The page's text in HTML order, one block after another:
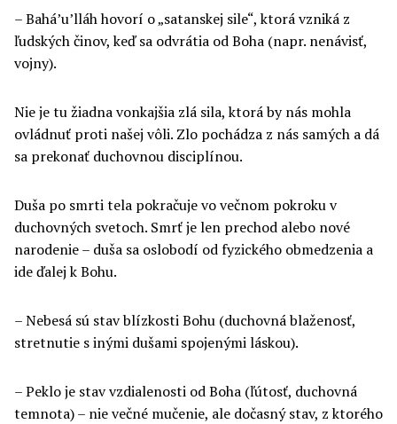
– Bahá’u’lláh hovorí o „satanskej sile“, ktorá vzniká z
ľudských činov, keď sa odvrátia od Boha (napr. nenávisť,
vojny).
Nie je tu žiadna vonkajšia zlá sila, ktorá by nás mohla
ovládnuť proti našej vôli. Zlo pochádza z nás samých a dá
sa prekonať duchovnou disciplínou.
Duša po smrti tela pokračuje vo večnom pokroku v
duchovných svetoch. Smrť je len prechod alebo nové
narodenie – duša sa oslobodí od fyzického obmedzenia a
ide ďalej k Bohu.
– Nebesá sú stav blízkosti Bohu (duchovná blaženosť,
stretnutie s inými dušami spojenými láskou).
– Peklo je stav vzdialenosti od Boha (ľútosť, duchovná
temnota) – nie večné mučenie, ale dočasný stav, z ktorého